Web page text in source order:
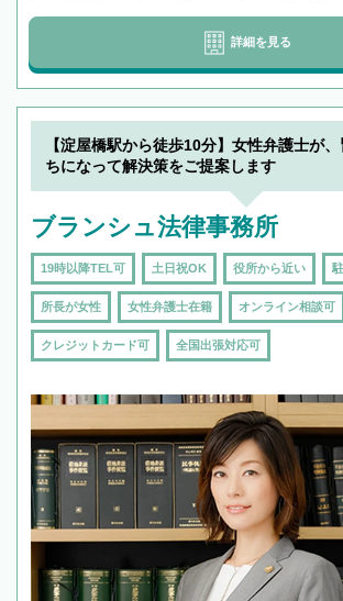
詳細を見る
【淀屋橋駅から徒歩10分】女性弁護士が
ちになって解決策をご提案します
ブランシュ法律事務所
19時以降TEL可 土日祝OK 役所から近い
所長が女性 女性弁護士在籍 オンライン相談可
クレジットカード可 全国出張対応可